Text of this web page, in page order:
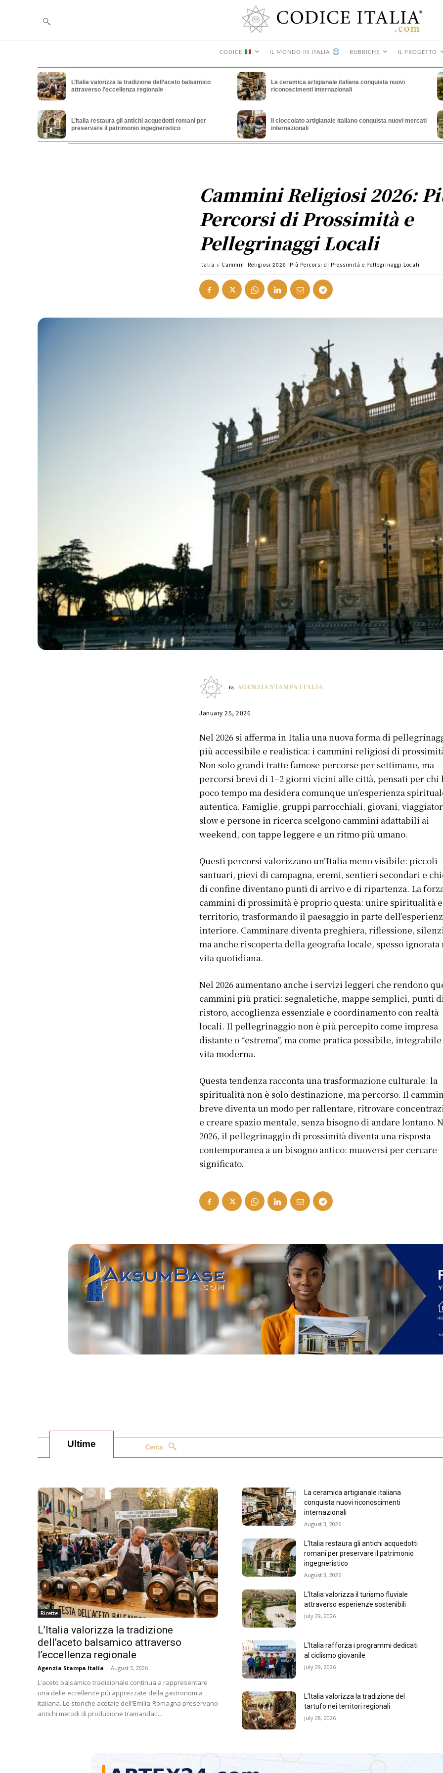
CODICE IL MONDO IN ITALIA RUBRICHE IL PROGETTO
L’Italia valorizza la tradizione dell’aceto balsamico
attraverso l’eccellenza regionale
La ceramica artigianale italiana conquista nuovi
riconoscimenti internazionali
L’Italia restaura gli antichi acquedotti romani per
preservare il patrimonio ingegneristico
Il cioccolato artigianale italiano conquista nuovi mercati
internazionali
Cammini Religiosi 2026:
Percorsi di Prossimità e
Pellegrinaggi Locali
Italia Cammini Religiosi 2026: Più Percorsi di Prossimità e Pellegrinaggi Locali
By AGENZIA STAMPA ITALIA
January 25, 2026
Nel 2026 si afferma in Italia una nuova forma di
più accessibile e realistica: i cammini religiosi di
Non solo grandi tratte famose percorse per settimane, ma
percorsi brevi di 1–2 giorni vicini alle città, pensati per chi
poco tempo ma desidera comunque un’esperienza
autentica. Famiglie, gruppi parrocchiali, giovani,
slow e persone in ricerca scelgono cammini adattabili ai
weekend, con tappe leggere e un ritmo più umano.
Questi percorsi valorizzano un’Italia meno visibile: piccoli
santuari, pievi di campagna, eremi, sentieri secondari e
di confine diventano punti di arrivo e di ripartenza. La
cammini di prossimità è proprio questa: unire spiritualità e
territorio, trasformando il paesaggio in parte
interiore. Camminare diventa preghiera, riflessione,
ma anche riscoperta della geografia locale, spesso
vita quotidiana.
Nel 2026 aumentano anche i servizi leggeri che rendono
cammini più pratici: segnaletiche, mappe semplici, punti
ristoro, accoglienza essenziale e coordinamento con realtà
locali. Il pellegrinaggio non è più percepito come impresa
distante o “estrema”, ma come pratica possibile,
vita moderna.
Questa tendenza racconta una trasformazione culturale: la
spiritualità non è solo destinazione, ma percorso. Il
breve diventa un modo per rallentare, ritrovare
e creare spazio mentale, senza bisogno di andare lontano.
2026, il pellegrinaggio di prossimità diventa una risposta
contemporanea a un bisogno antico: muoversi per cercare
significato.
Ultime Cerca
Ricette
L’Italia valorizza la tradizione
dell’aceto balsamico attraverso
l’eccellenza regionale
Agenzia Stampa Italia - August 3, 2026
L'aceto balsamico tradizionale continua a rappresentare
una delle eccellenze più apprezzate della gastronomia
italiana. Le storiche acetaie dell'Emilia-Romagna preservano
antichi metodi di produzione tramandati...
La ceramica artigianale italiana
conquista nuovi riconoscimenti
internazionali
August 3, 2026
L’Italia restaura gli antichi acquedotti
romani per preservare il patrimonio
ingegneristico
August 3, 2026
L’Italia valorizza il turismo fluviale
attraverso esperienze sostenibili
July 29, 2026
L’Italia rafforza i programmi dedicati
al ciclismo giovanile
July 29, 2026
L’Italia valorizza la tradizione del
tartufo nei territori regionali
July 28, 2026